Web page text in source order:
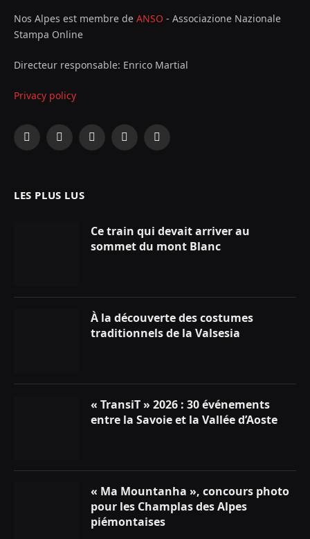
Nos Alpes est membre de ANSO - Associazione Nazionale
Stampa Online
Directeur responsable: Enrico Martial
Privacy policy
Facebook
X
InstagramYouTubeLinkedIn
LES PLUS LUS
Ce train qui devait arriver au
sommet du mont Blanc
À la découverte des costumes
traditionnels de la Valsesia
« TransiT » 2026 : 30 événements
entre la Savoie et la Vallée d’Aoste
« Ma Mountanha », concours photo
pour les Champlas des Alpes
piémontaises